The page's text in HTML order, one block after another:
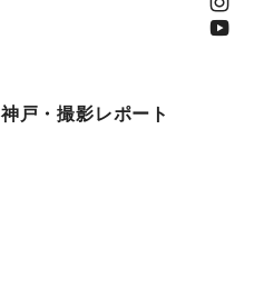
神戸・撮影レポート